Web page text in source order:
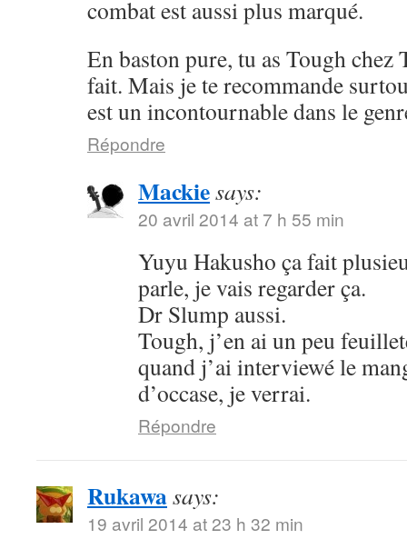
combat est aussi plus marqué.
En baston pure, tu as Tough chez
fait. Mais je te recommande
est un incontournable dans le
Répondre
Mackiesays:
20 avril 2014 at 7 h 55 min
Yuyu Hakusho ça fait
parle, je vais regarder ça.
Dr Slump aussi.
Tough, j’en ai un peu
quand j’ai interviewé le
d’occase, je verrai.
Répondre
Rukawasays:
19 avril 2014 at 23 h 32 min